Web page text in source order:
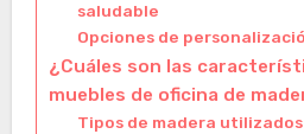
saludable
Opciones de
¿Cuáles son las
muebles de oficina de
Tipos de madera